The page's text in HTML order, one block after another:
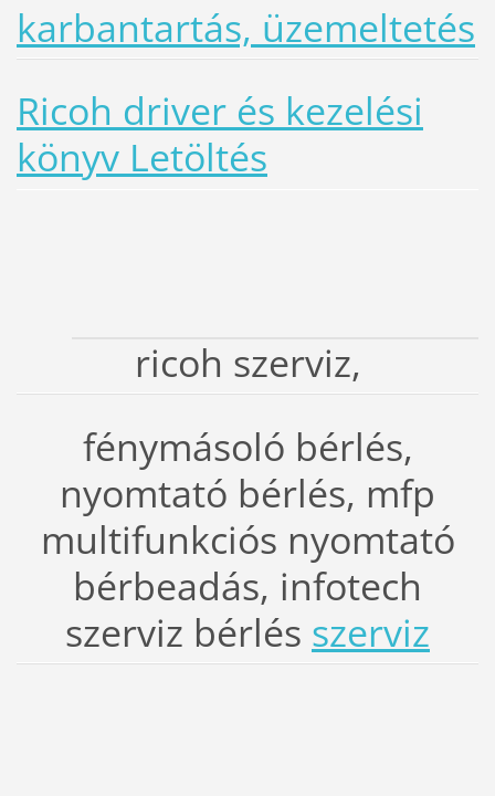
karbantartás, üzemeltetés
Ricoh driver és kezelési
könyv Letöltés
ricoh szerviz,
fénymásoló bérlés,
nyomtató bérlés, mfp
multifunkciós nyomtató
bérbeadás, infotech
szerviz bérlés szerviz